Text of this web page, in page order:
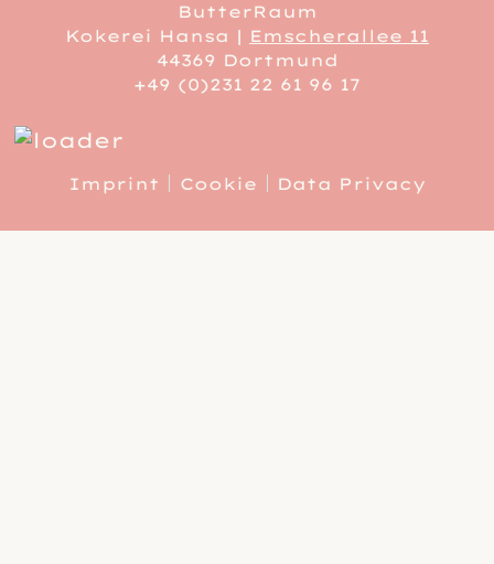
ButterRaum
Kokerei Hansa | Emscherallee 11
44369 Dortmund
+49 (0)231 22 61 96 17
Imprint Cookie Data Privacy